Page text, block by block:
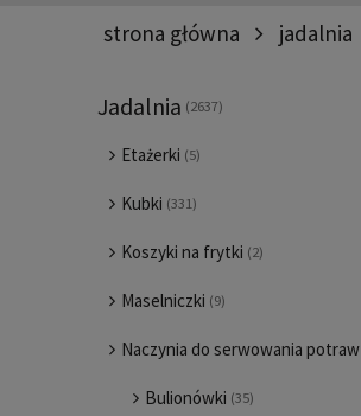
Nowości Promocje
strona główna jadalnia
Jadalnia (2637)
Etażerki (5)
Kubki (331)
Koszyki na frytki (2)
Maselniczki (9)
Naczynia do serwowania potraw
Bulionówki (35)